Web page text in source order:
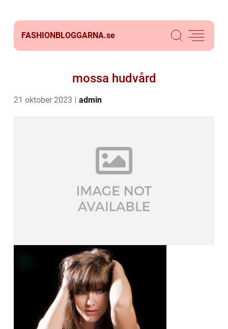
FASHIONBLOGGARNA.se
mossa hudvård
21 oktober 2023 admin